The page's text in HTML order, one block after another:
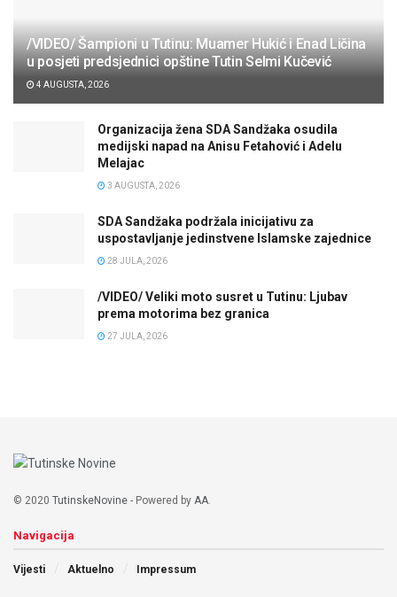
/VIDEO/ Šampioni u Tutinu: Muamer Hukić i Enad Ličina
u posjeti predsjednici opštine Tutin Selmi Kučević
4 AUGUSTA, 2026
Organizacija žena SDA Sandžaka osudila
medijski napad na Anisu Fetahović i Adelu
Melajac
3 AUGUSTA, 2026
SDA Sandžaka podržala inicijativu za
uspostavljanje jedinstvene Islamske zajednice
28 JULA, 2026
/VIDEO/ Veliki moto susret u Tutinu: Ljubav
prema motorima bez granica
27 JULA, 2026
© 2020 TutinskeNovine - Powered by AA.
Navigacija
Vijesti Aktuelno Impressum